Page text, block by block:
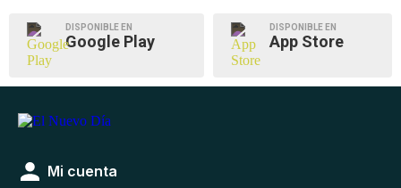
DISPONIBLE EN
Google Play
DISPONIBLE EN
App Store
Mi cuenta